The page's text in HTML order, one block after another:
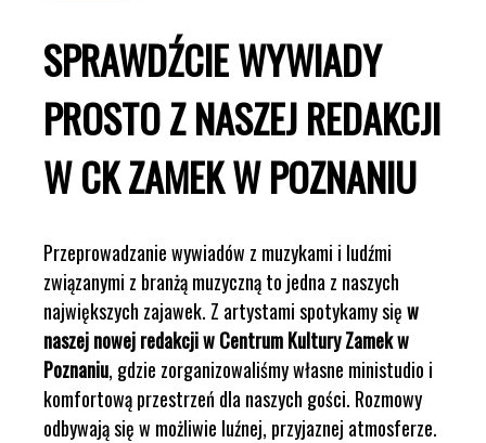
SPRAWDŹCIE WYWIADY
PROSTO Z NASZEJ REDAKCJI
W CK ZAMEK W POZNANIU
Przeprowadzanie wywiadów z muzykami i ludźmi
związanymi z branżą muzyczną to jedna z naszych
największych zajawek. Z artystami spotykamy sięw
naszej nowej redakcji w Centrum Kultury Zamek w
Poznaniu, gdzie zorganizowaliśmy własne ministudio i
komfortową przestrzeń dla naszych gości. Rozmowy
odbywają się w możliwie luźnej, przyjaznej atmosferze.